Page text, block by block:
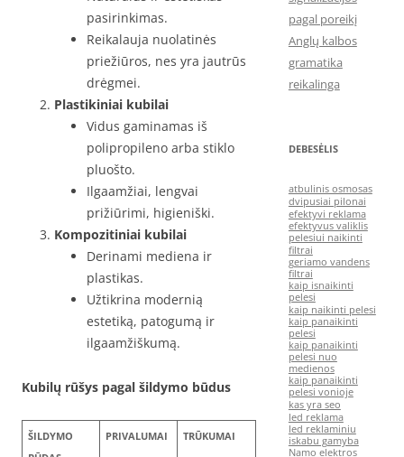
pasirinkimas.
Reikalauja nuolatinės
priežiūros, nes yra jautrūs
drėgmei.
Plastikiniai kubilai
Vidus gaminamas iš
polipropileno arba stiklo
pluošto.
Ilgaamžiai, lengvai
prižiūrimi, higieniški.
Kompozitiniai kubilai
Derinami mediena ir
plastikas.
Užtikrina modernią
estetiką, patogumą ir
ilgaamžiškumą.
Kubilų rūšys pagal šildymo būdus
ŠILDYMO
PRIVALUMAI TRŪKUMAI
pagal poreikį
Anglų kalbos
gramatika
reikalinga
DEBESĖLIS
atbulinis osmosas
dvipusiai pilonai
efektyvi reklama
efektyvus valiklis
pelesiui naikinti
filtrai
geriamo vandens
filtrai
kaip isnaikinti
pelesi
kaip naikinti pelesi
kaip panaikinti
pelesi
kaip panaikinti
pelesi nuo
medienos
kaip panaikinti
pelesi vonioje
kas yra seo
led reklama
led reklaminiu
iskabu gamyba
Namo elektros